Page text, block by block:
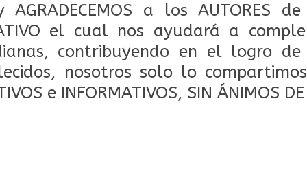
AGRADECEMOS a los AUTORES de
el cual nos ayudará a
contribuyendo en el logro de
nosotros solo lo
e INFORMATIVOS, SIN ÁNIMOS DE